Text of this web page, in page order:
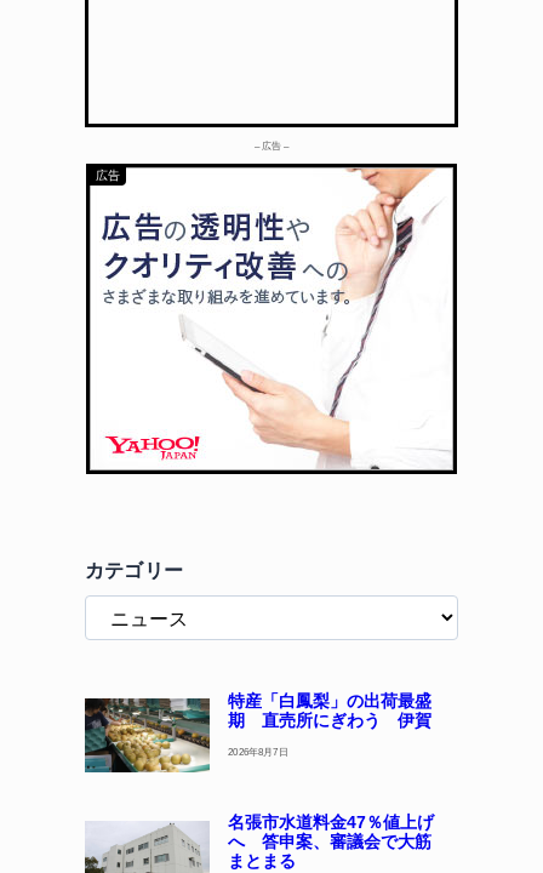
– 広告 –
カテゴリー
特産「白鳳梨」の出荷最盛
期 直売所にぎわう 伊賀
2026年8月7日
名張市水道料金47％値上げ
へ 答申案、審議会で大筋
まとまる